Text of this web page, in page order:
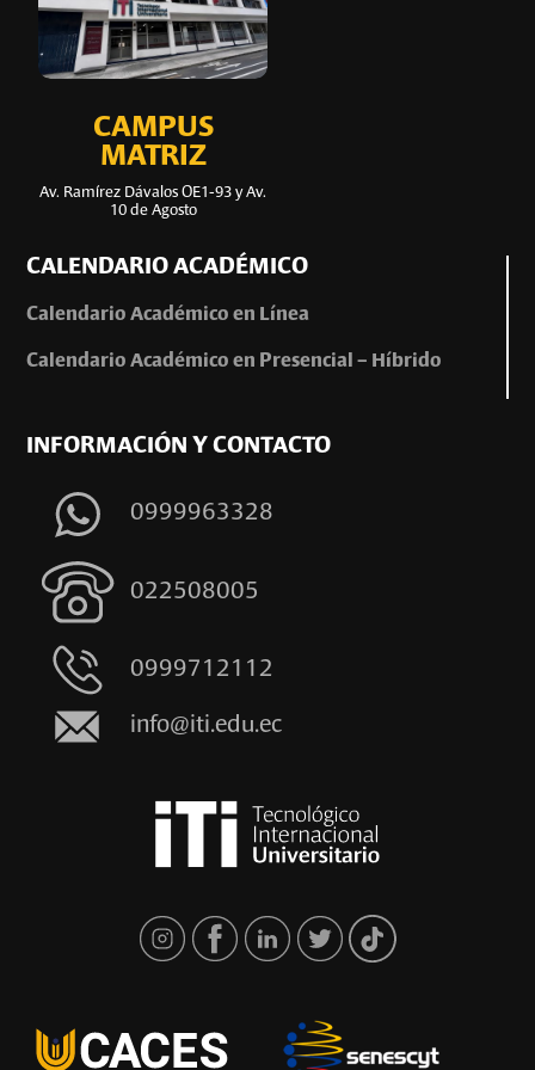
CAMPUS
MATRIZ
Av. Ramírez Dávalos OE1-93 y Av.
10 de Agosto
CALENDARIO ACADÉMICO
Calendario Académico en Línea
Calendario Académico en Presencial – Híbrido
INFORMACIÓN Y CONTACTO
0999963328
022508005
0999712112
info@iti.edu.ec